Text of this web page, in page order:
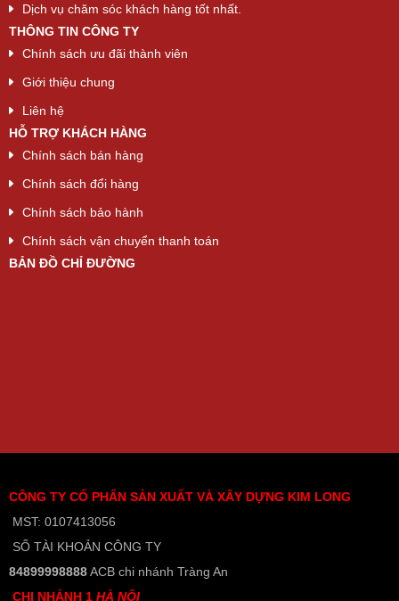
Dịch vụ chăm sóc khách hàng tốt nhất.
THÔNG TIN CÔNG TY
Chính sách ưu đãi thành viên
Giới thiệu chung
Liên hệ
HỖ TRỢ KHÁCH HÀNG
Chính sách bán hàng
Chính sách đổi hàng
Chính sách bảo hành
Chính sách vận chuyển thanh toán
BẢN ĐỒ CHỈ ĐƯỜNG
CÔNG TY CỔ PHẨN SẢN XUẤT VÀ XÂY DỰNG KIM LONG
MST: 0107413056
SỐ TÀI KHOẢN CÔNG TY
84899998888ACB chi nhánh Tràng An
CHI NHÁNH 1 HÀ NỘI